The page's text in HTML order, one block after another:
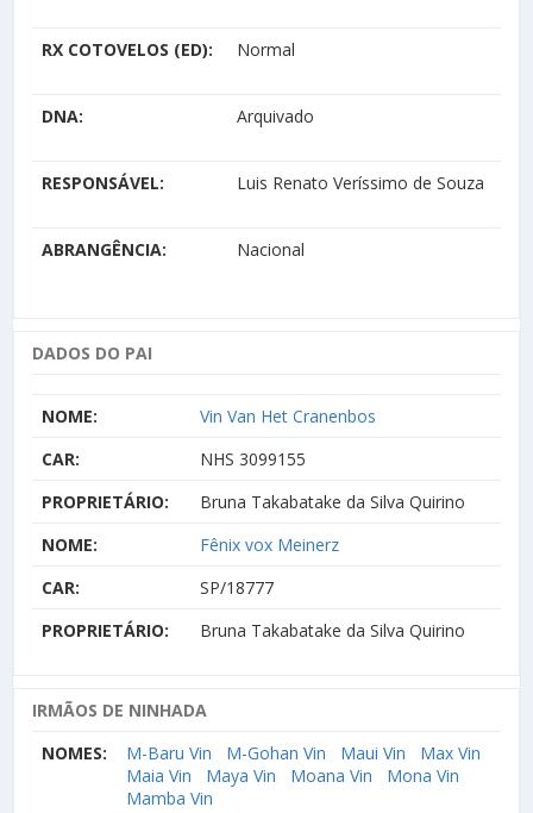
RX COTOVELOS (ED): Normal
DNA: Arquivado
RESPONSÁVEL: Luis Renato Veríssimo de Souza
ABRANGÊNCIA: Nacional
DADOS DO PAI
NOME:
Vin Van Het Cranenbos
CAR:
NHS 3099155
PROPRIETÁRIO:
Bruna Takabatake da Silva Quirino
NOME:
Fênix vox Meinerz
CAR:
SP/18777
PROPRIETÁRIO:
Bruna Takabatake da Silva Quirino
IRMÃOS DE NINHADA
NOMES:
M-Baru Vin M-Gohan Vin Maui Vin
Max Vin
Maia Vin
Maya Vin Moana Vin
Mona Vin
Mamba Vin